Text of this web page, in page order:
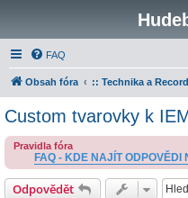
FAQ
Obsah fóra :: Technika a
Custom tvarovky k
Pravidla fóra
FAQ - KDE NAJÍT
Odpovědět